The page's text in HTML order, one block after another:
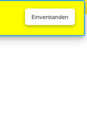
Einverstanden